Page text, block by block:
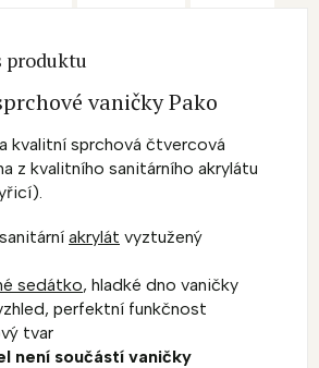
vaničky Pako
kvalitní sprchová čtvercová
z kvalitního sanitárního akrylátu
akrylát vyztužený
sedátko, hladké dno vaničky
perfektní funkčnost
tvar
není součástí vaničky